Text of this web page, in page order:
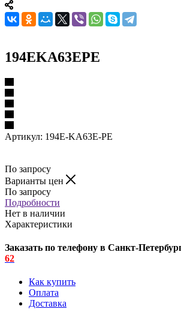
194EKA63EPE
Артикул: 194E-KA63E-PE
По запросу
Варианты цен
По запросу
Подробности
Нет в наличии
Характеристики
Заказать по телефону в Санкт-
62
Как купить
Оплата
Доставка